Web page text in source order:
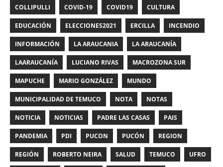
COLLIPULLI COVID-19 COVID19 CULTURA
EDUCACIÓN ELECCIONES2021 ERCILLA INCENDIO
INFORMACIÓN LA ARAUCANIA LA ARAUCANÍA
LAARAUCANÍA LUCIANO RIVAS MACROZONA SUR
MAPUCHE MARIO GONZÁLEZ MUNDO
MUNICIPALIDAD DE TEMUCO NOTA NOTAS
NOTICIA NOTICIAS PADRE LAS CASAS PAIS
PANDEMIA PDI PUCON PUCÓN REGION
REGIÓN ROBERTO NEIRA SALUD TEMUCO UFRO